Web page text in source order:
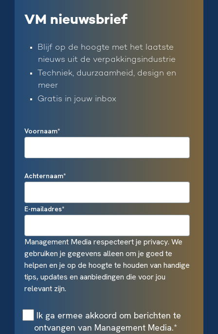
VM nieuwsbrief
Blijf op de hoogte met het laatste
nieuws uit de verpakkingsindustrie
Techniek, duurzaamheid, design en
meer
Gratis in jouw inbox
Voornaam*
Achternaam*
E-mailadres*
Management Media respecteert je privacy. We
gebruiken je gegevens alleen om je goed te
helpen en je op de hoogte te houden van handige
tips, updates en aanbiedingen die voor jou
relevant zijn.
Ik ga ermee akkoord om berichten te
ontvangen van Management Media.*